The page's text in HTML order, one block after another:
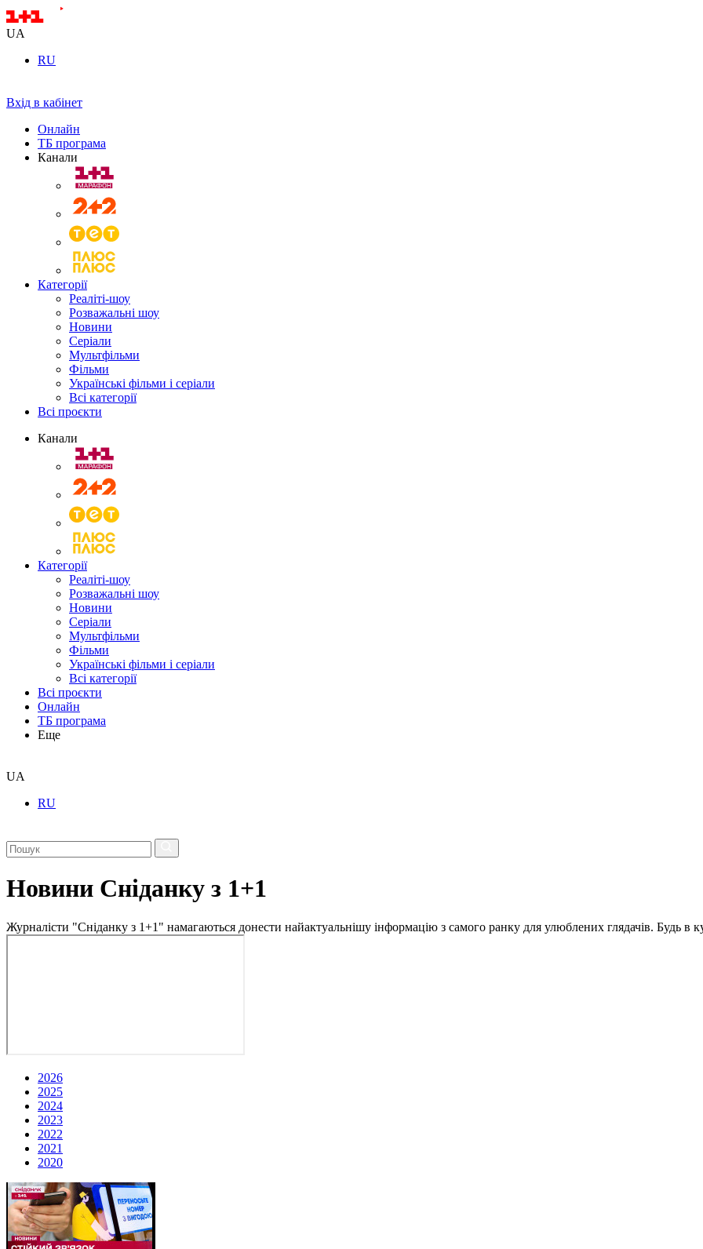
UA
RU
Вхід в кабінет
Онлайн
ТБ програма
Канали
Категорії
Реаліті-шоу
Розважальні шоу
Новини
Серіали
Мультфільми
Фільми
Українські фільми і серіали
Всі категорії
Всі проєкти
Канали
Категорії
Реаліті-шоу
Розважальні шоу
Новини
Серіали
Мультфільми
Фільми
Українські фільми і серіали
Всі категорії
Всі проєкти
Онлайн
ТБ програма
Еще
UA
RU
Новини Сніданку з 1+1
Журналісти "Сніданку з 1+1" намагаються донести найактуальнішу інформацію з самого ранку для улюблених глядачів. Будь в
2026
2025
2024
2023
2022
2021
2020